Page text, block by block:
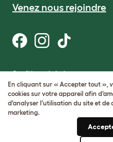
Venez nous rejoindre
Conditions générales
Protection de la vie privée et
Cookie Settings
Plan du site
Numéro de TVA: FR34839369105
Numéro d’immatriculation de
En cliquant sur « Accepter tout »,
cookies sur votre appareil afin
d’analyser l’utilisation du site et
marketing.